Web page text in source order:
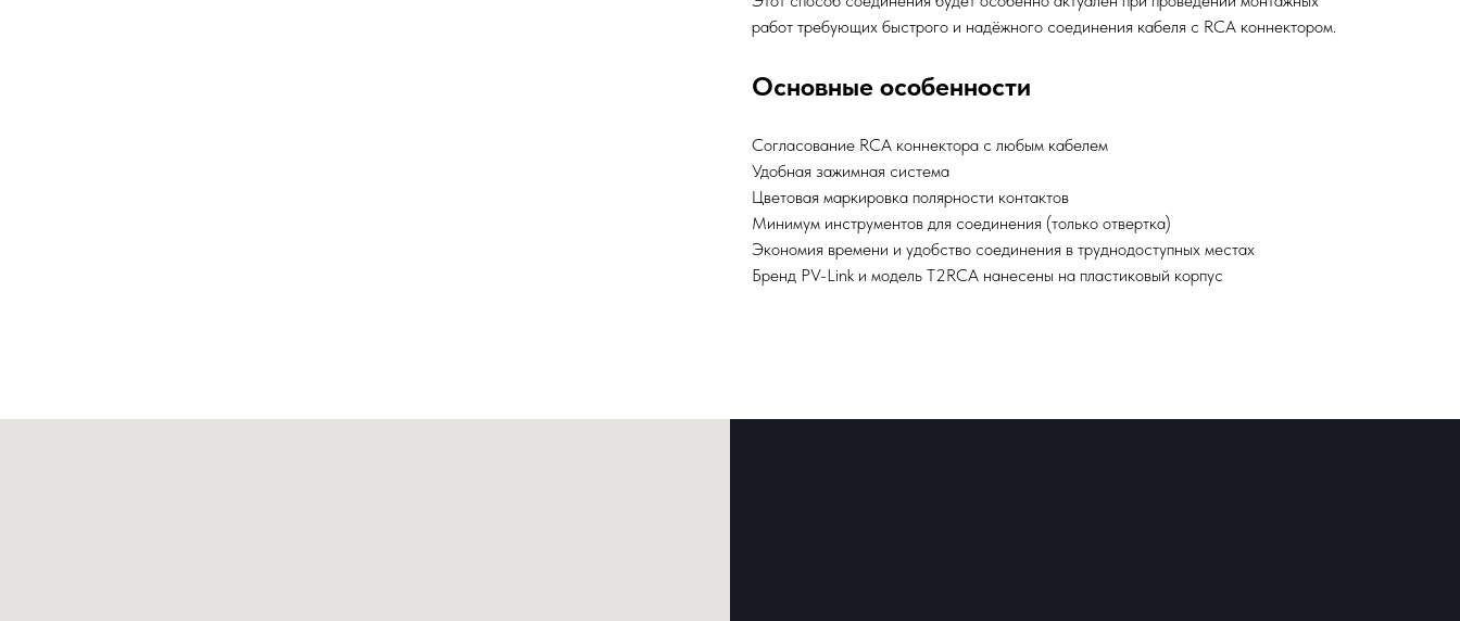
работ требующих быстрого и надёжного соединения кабеля с RCA коннектором.
Основные особенности
Согласование RCA коннектора с любым кабелем
Удобная зажимная система
Цветовая маркировка полярности контактов
Минимум инструментов для соединения (только отвертка)
Экономия времени и удобство соединения в труднодоступных местах
Бренд PV-Link и модель T2RCA нанесены на пластиковый корпус